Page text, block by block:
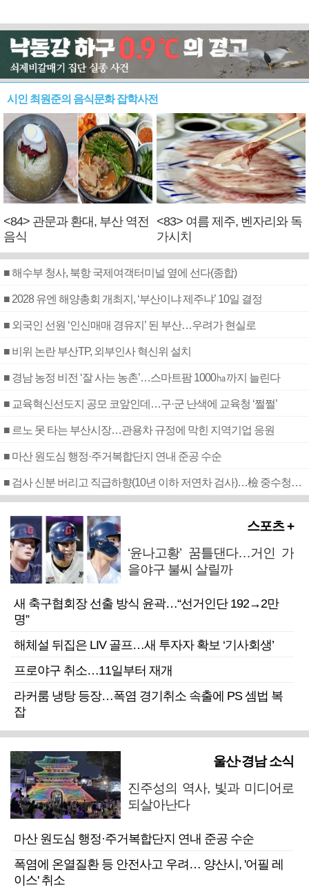
시인 최원준의 음식문화 잡학사전
<84> 관문과 환대, 부산 역전
음식
<83> 여름 제주, 벤자리와 독
가시치
■ 해수부 청사, 북항 국제여객터미널 옆에 선다(종합)
■ 2028 유엔 해양총회 개최지, ‘부산이냐 제주냐’ 10일 결정
■ 외국인 선원 ‘인신매매 경유지’ 된 부산…우려가 현실로
■ 비위 논란 부산TP, 외부인사 혁신위 설치
■ 경남 농정 비전 ‘잘 사는 농촌’…스마트팜 1000㏊까지 늘린다
■ 교육혁신선도지 공모 코앞인데…구·군 난색에 교육청 ‘쩔쩔’
■ 르노 못 타는 부산시장…관용차 규정에 막힌 지역기업 응원
■ 마산 원도심 행정·주거복합단지 연내 준공 수순
■ 검사 신분 버리고 직급하향(10년 이하 저연차 검사)…檢 중수청행 기피
스포츠 +
‘윤나고황’ 꿈틀댄다…거인 가
을야구 불씨 살릴까
새 축구협회장 선출 방식 윤곽…“선거인단 192→2만
명”
해체설 뒤집은 LIV 골프…새 투자자 확보 ‘기사회생’
프로야구 취소…11일부터 재개
라커룸 냉탕 등장…폭염 경기취소 속출에 PS 셈법 복
잡
울산·경남 소식
진주성의 역사, 빛과 미디어로
되살아난다
마산 원도심 행정·주거복합단지 연내 준공 수순
폭염에 온열질환 등 안전사고 우려… 양산시, '어필 레
이스' 취소